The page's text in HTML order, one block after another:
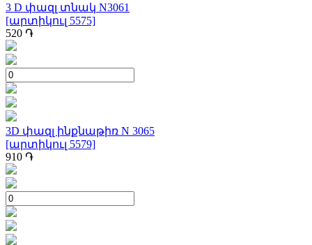
3 D փազլ տնակ N3061
[արտիկուլ 5575]
520 ֏
3D փազլ ինքնաթիռ N 3065
[արտիկուլ 5579]
910 ֏